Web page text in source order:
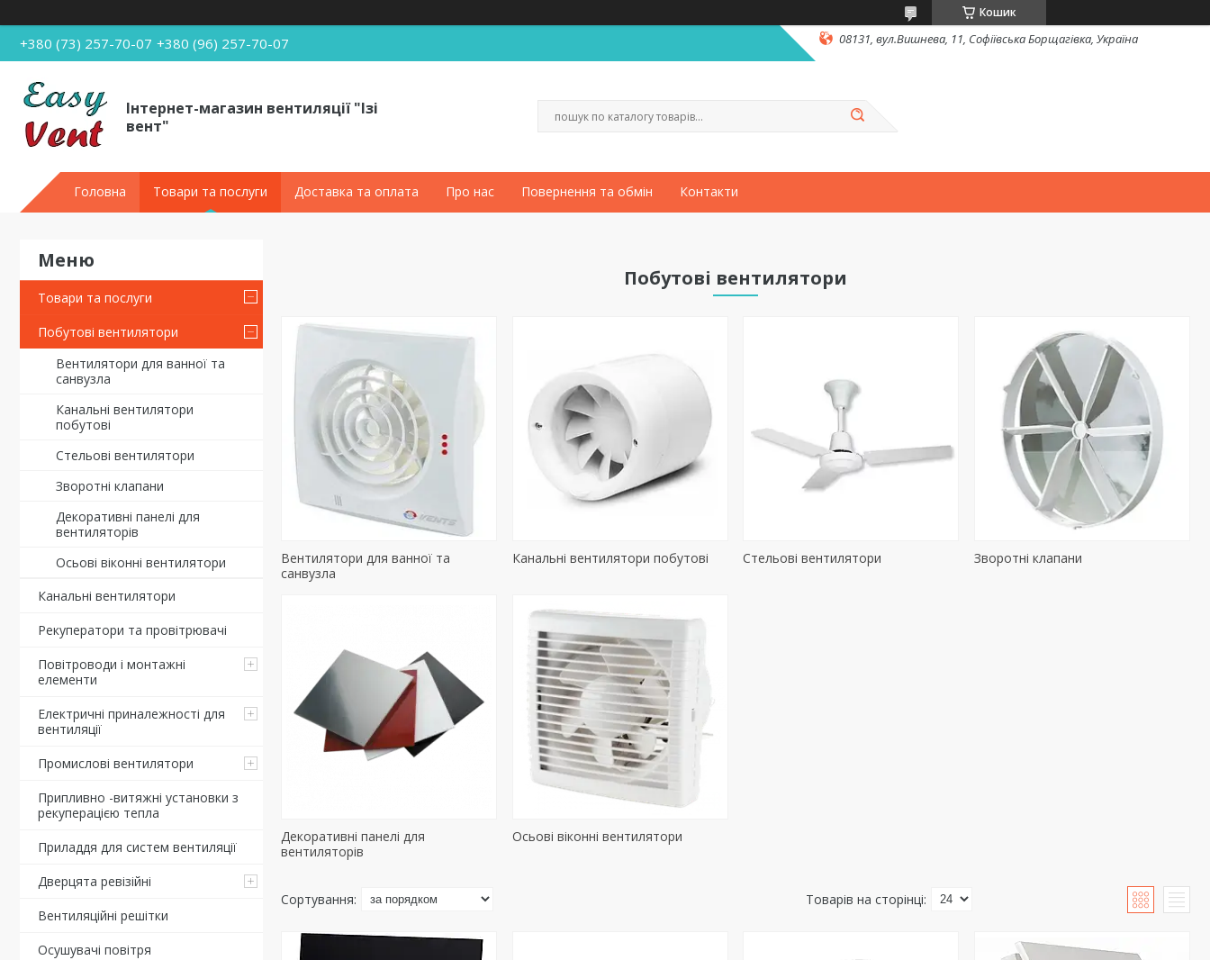
Кошик
+380 (73) 257-70-07 +380 (96) 257-70-07 08131, вул.Вишнева, 11, Софіївська Борщагівка, Україна
Інтернет-магазин вентиляції "Ізі
вент"
Головна Товари та послуги Доставка та оплата Про нас Повернення та обмін Контакти
Товари та послуги
Побутові вентилятори
Вентилятори для ванної та
санвузла
Канальні вентилятори
побутові
Стельові вентилятори
Зворотні клапани
Декоративні панелі для
вентиляторів
Осьові віконні вентилятори
Канальні вентилятори
Рекуператори та провітрювачі
Повітроводи і монтажні
елементи
Електричні приналежності для
вентиляції
Промислові вентилятори
Припливно -витяжні установки з
рекуперацією тепла
Приладдя для систем вентиляції
Дверцята ревізійні
Вентиляційні решітки
Осушувачі повітря
Побутові вентилятори
Вентилятори для ванної та
санвузла
Канальні вентилятори побутові Стельові вентилятори Зворотні клапани
Декоративні панелі для
вентиляторів
Осьові віконні вентилятори